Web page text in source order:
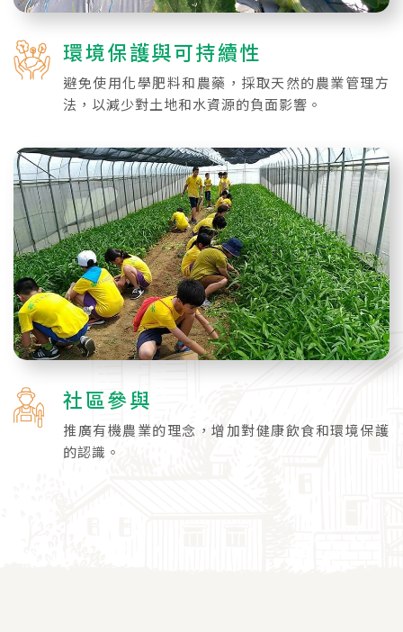
環境保護與可持續性
避免使用化學肥料和農藥，採取天然的農業管理方
法，以減少對土地和水資源的負面影響。
社區參與
推廣有機農業的理念，增加對健康飲食和環境保護
的認識。